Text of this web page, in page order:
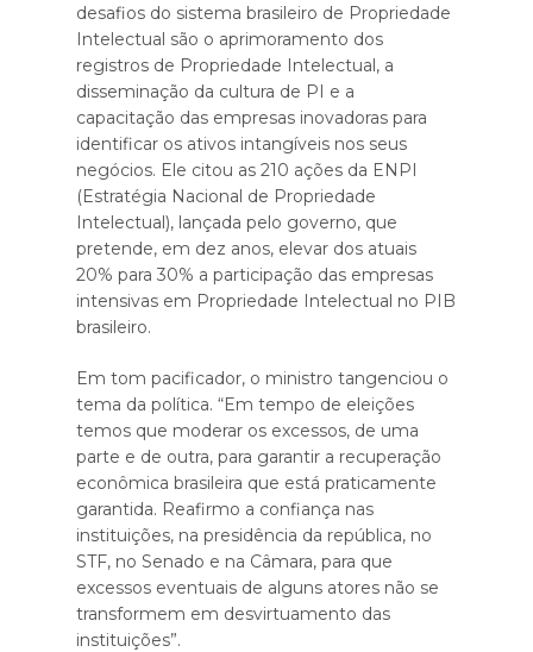
desafios do sistema brasileiro de Propriedade
Intelectual são o aprimoramento dos
registros de Propriedade Intelectual, a
disseminação da cultura de PI e a
capacitação das empresas inovadoras para
identificar os ativos intangíveis nos seus
negócios. Ele citou as 210 ações da ENPI
(Estratégia Nacional de Propriedade
Intelectual), lançada pelo governo, que
pretende, em dez anos, elevar dos atuais
20% para 30% a participação das empresas
intensivas em Propriedade Intelectual no PIB
brasileiro.
Em tom pacificador, o ministro tangenciou o
tema da política. “Em tempo de eleições
temos que moderar os excessos, de uma
parte e de outra, para garantir a recuperação
econômica brasileira que está praticamente
garantida. Reafirmo a confiança nas
instituições, na presidência da república, no
STF, no Senado e na Câmara, para que
excessos eventuais de alguns atores não se
transformem em desvirtuamento das
instituições”.